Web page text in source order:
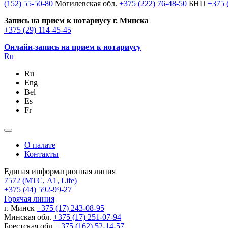
(152) 55-50-80 Могилевская обл. +375 (222) 76-48-50 БНП +375
Запись на прием к нотариусу г. Минска
+375 (29) 114-45-45
Онлайн-запись на прием к нотариусу
Ru
Ru
Eng
Bel
Es
Fr
О палате
Контакты
Единая информационная линия
7572 (МТС, A1, Life)
+375 (44) 592-99-27
Горячая линия
г. Минск +375 (17) 243-08-95
Минская обл. +375 (17) 251-07-94
Брестская обл. +375 (162) 52-14-57